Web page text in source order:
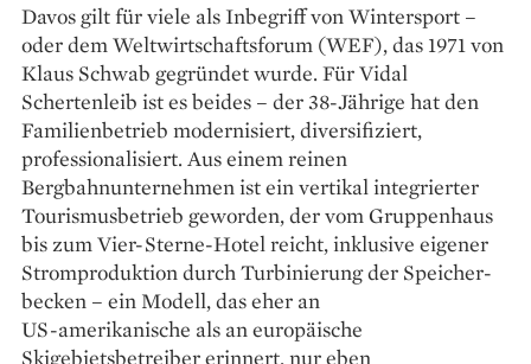
Davos gilt für viele als Inbegriff von Winter­sport –
oder dem Weltwirtschaftsforum (WEF), das 1971 von
Klaus Schwab gegründet wurde. Für Vidal
Schertenleib ist es beides – der 38-Jährige hat den
Familienbetrieb modernisiert, diversifiziert,
professionalisiert. Aus einem reinen
Bergbahnunternehmen ist ein vertikal integrierter
Touris­musbetrieb geworden, der vom Gruppenhaus
bis zum Vier-Sterne-Hotel reicht, inklusive ­eigener
Stromproduktion durch Turbinierung der Speicher­
becken – ein Modell, das eher an
US-amerikanische als an europäische
Skigebietsbetreiber erinnert, nur eben